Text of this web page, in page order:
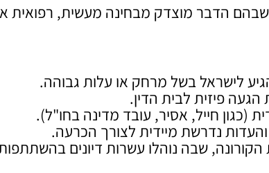
שבהם הדבר מוצדק מבחינה מעשית, רפואית
לישראל בשל מרחק או עלות גבוהה.
פיזית לבית הדין.
חייל, אסיר, עובד מדינה בחו"ל).
נדרשת מיידית לצורך הכרעה.
שבה נוהלו עשרות דיונים